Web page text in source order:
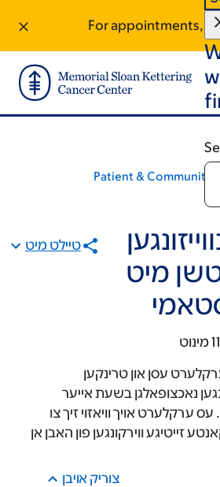
For appointments,
Patient &
מיט
טיילט מיט
עסן און טרינקען
נאכצופאלגן בשעת אייער
ערקלערט אויך וויאזוי זיך צו
זייטיגע ווירקונגען פון האבן אן
צוריק אױבן